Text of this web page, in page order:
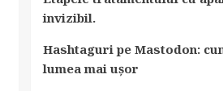
invizibil.
Hashtaguri pe Mastodon:
lumea mai ușor